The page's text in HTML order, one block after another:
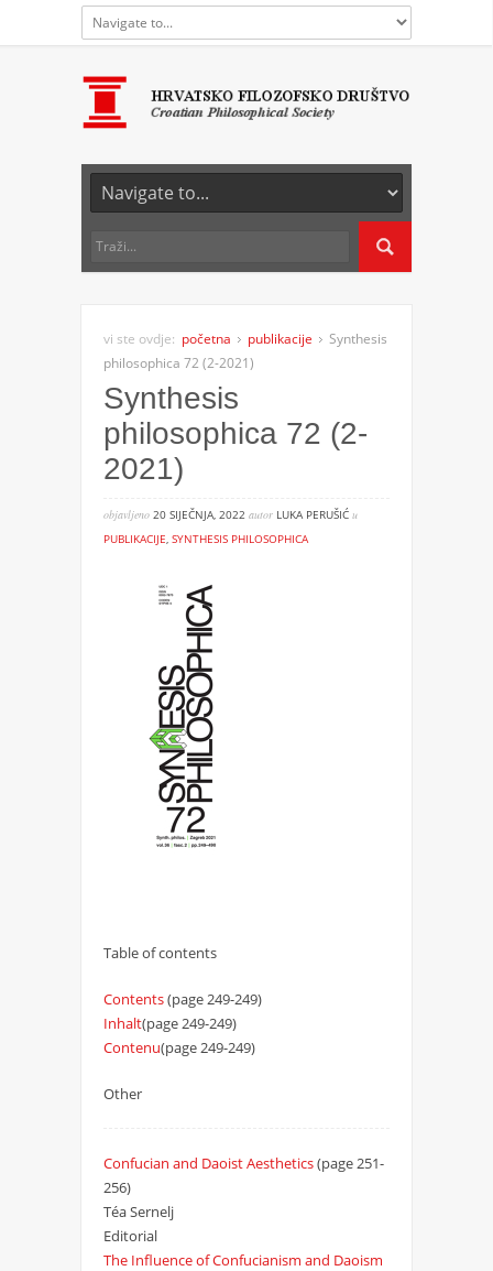
vi ste ovdje: početna publikacije
Synthesis
philosophica 72 (2-2021)
Synthesis
philosophica 72 (2-
2021)
objavljeno20 SIJEČNJA, 2022 autorLUKA PERUŠIĆ u
PUBLIKACIJE, SYNTHESIS PHILOSOPHICA
Table of contents
Contents(page 249-249)
Inhalt(page 249-249)
Contenu(page 249-249)
Other
Confucian and Daoist Aesthetics(page 251-
256)
Téa Sernelj
Editorial
The Influence of Confucianism and Daoism